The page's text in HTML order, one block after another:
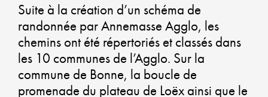
Suite à la création d’un schéma de
randonnée par Annemasse Agglo, les
chemins ont été répertoriés et classés dans
les 10 communes de l’Agglo. Sur la
commune de Bonne, la boucle de
promenade du plateau de Loëx ainsi que le